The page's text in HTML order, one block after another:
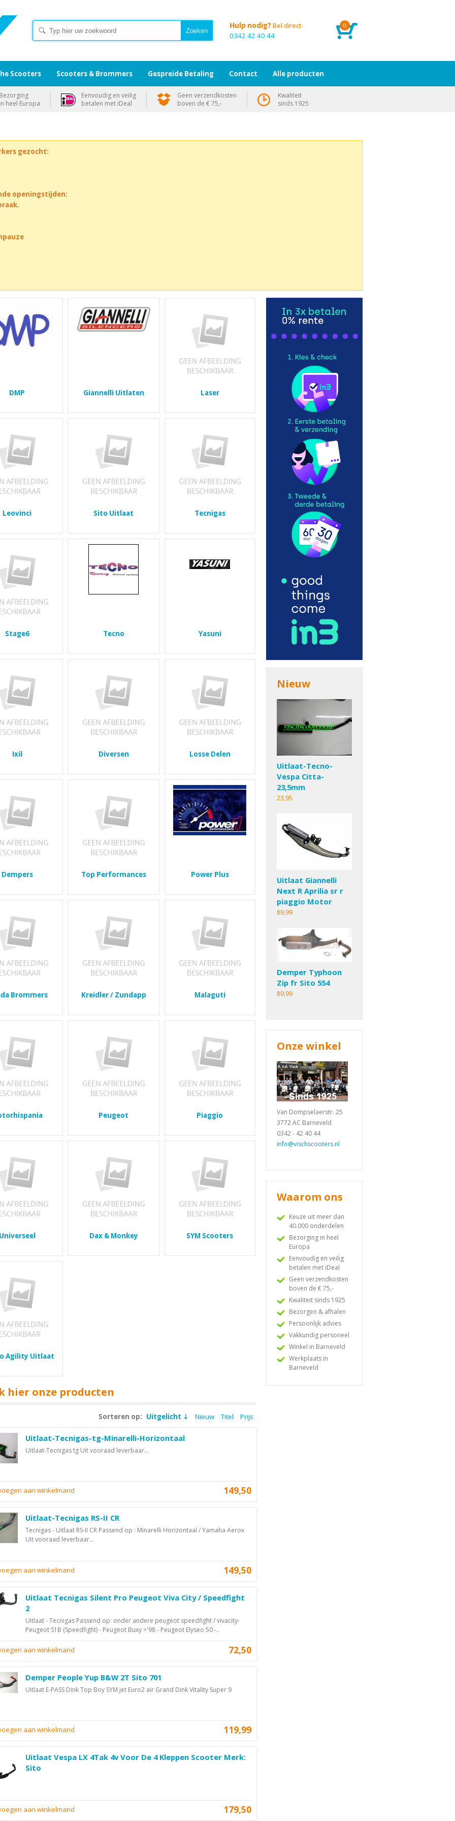
0
Hulp nodig? Bel direct
0342 42 40 44
gezocht:
openingstijden:
DMP Giannelli Uitlaten Laser
Leovinci Sito Uitlaat Tecnigas
Stage6 Tecno Yasuni
Ixil Diversen Losse Delen
Dempers Top Performances Power Plus
Brommers Kreidler / Zundapp Malaguti
Peugeot Piaggio
Universeel Dax & Monkey SYM Scooters
Agility Uitlaat
hier onze producten
Sorteren op: Uitgelicht Nieuw Titel Prijs
Uitlaat-Tecnigas-tg-Minarelli-Horizontaal
Uitlaat-Tecnigas tg Uit vooraad leverbaar...
149,50
aan winkelmand
Uitlaat-Tecnigas RS-II CR
Tecnigas - Uitlaat RS-II CR Passend op : Minarelli Horizontaal / Yamaha Aerox
Uit vooraad leverbaar...
149,50
aan winkelmand
Uitlaat Tecnigas Silent Pro Peugeot Viva City / Speedfight
2
Uitlaat - Tecnigas Passend op: onder andere peugeot speedfight / vivacity-
Peugeot S1B (Speedfight) - Peugeot Buxy >'98 - Peugeot Elyseo 50 -..
72,50
aan winkelmand
Demper People Yup B&W 2T Sito 701
Uitlaat E-PASS Dink Top Boy SYM jet Euro2 air Grand Dink Vitality Super 9
119,99
aan winkelmand
Uitlaat Vespa LX 4Tak 4v Voor De 4 Kleppen Scooter Merk:
Sito
179,50
aan winkelmand
Nieuw
Uitlaat-Tecno-
Vespa Citta-
23,5mm
23,95
Uitlaat Giannelli
Next R Aprilia sr r
piaggio Motor
89,99
Demper Typhoon
Zip fr Sito 554
89,99
Onze winkel
Van Dompselaerstr. 25
3772 AC Barneveld
0342 - 42 40 44
info@vischscooters.nl
Waarom ons
Keuze uit meer dan
40.000 onderdelen
Bezorging in heel
Europa
Eenvoudig en veilig
betalen met iDeal
Geen verzendkosten
boven de € 75,-
Kwaliteit sinds 1925
Bezorgen & afhalen
Persoonlijk advies
Vakkundig personeel
Winkel in Barneveld
Werkplaats in
Barneveld
Scooters Scooters & Brommers Gespreide Betaling Contact Alle producten
Bezorging
in heel Europa
Eenvoudig en veilig
betalen met iDeal
Geen verzendkosten
boven de € 75,-
Kwaliteit
sinds 1925